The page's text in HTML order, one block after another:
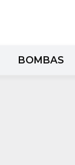
BOMBAS